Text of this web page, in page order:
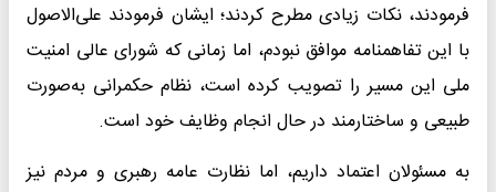
فرمودند، نکات زیادی مطرح کردند؛ ایشان فرمودند علی‌الاصول
با این تفاهمنامه موافق نبودم، اما زمانی که شورای عالی امنیت
ملی این مسیر را تصویب کرده است، نظام حکمرانی به‌صورت
طبیعی و ساختارمند در حال انجام وظایف خود است.
به مسئولان اعتماد داریم، اما نظارت عامه رهبری و مردم نیز